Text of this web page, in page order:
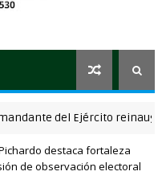
del Ejército reinaugura el
avenida Los Beisbolistas
destaca fortaleza
de observación electoral